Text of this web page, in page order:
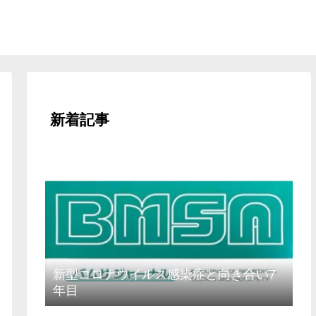
新着記事
新型コロナウイルス感染症と向き合い7
年目